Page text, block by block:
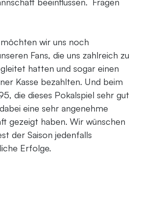
wir uns noch
Fans, die uns zahlreich zu
hatten und sogar einen
Kasse bezahlten. Und beim
die dieses Pokalspiel sehr gut
eine sehr angenehme
gezeigt haben. Wir wünschen
der Saison jedenfalls
Erfolge.